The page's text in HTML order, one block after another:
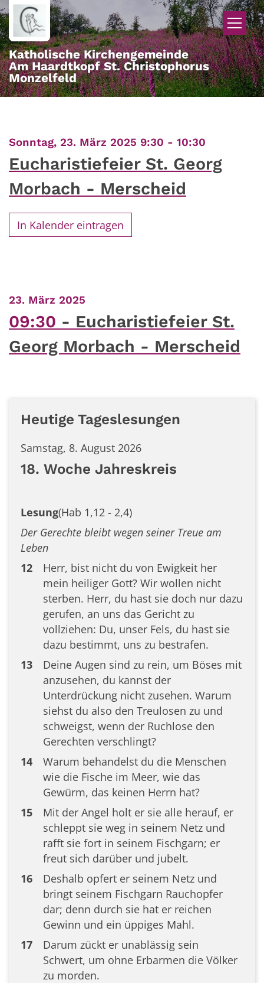
Zum Inhalt springen
Katholische Kirchengemeinde
Am Haardtkopf St. Christophorus
Monzelfeld
Sonntag, 23. März 2025 9:30 - 10:30
Eucharistiefeier St. Georg
Morbach - Merscheid
In Kalender eintragen
23. März 2025
09:30
Eucharistiefeier St.
Georg Morbach - Merscheid
Heutige Tageslesungen
Samstag, 8. August 2026
18. Woche Jahreskreis
Lesung(Hab 1,12 - 2,4)
Der Gerechte bleibt wegen seiner Treue am
Leben
12
Herr, bist nicht du von Ewigkeit her
mein heiliger Gott? Wir wollen nicht
sterben. Herr, du hast sie doch nur dazu
gerufen, an uns das Gericht zu
vollziehen: Du, unser Fels, du hast sie
dazu bestimmt, uns zu bestrafen.
13
Deine Augen sind zu rein, um Böses mit
anzusehen, du kannst der
Unterdrückung nicht zusehen. Warum
siehst du also den Treulosen zu und
schweigst, wenn der Ruchlose den
Gerechten verschlingt?
14
Warum behandelst du die Menschen
wie die Fische im Meer, wie das
Gewürm, das keinen Herrn hat?
15
Mit der Angel holt er sie alle herauf, er
schleppt sie weg in seinem Netz und
rafft sie fort in seinem Fischgarn; er
freut sich darüber und jubelt.
16
Deshalb opfert er seinem Netz und
bringt seinem Fischgarn Rauchopfer
dar; denn durch sie hat er reichen
Gewinn und ein üppiges Mahl.
17
Darum zückt er unablässig sein
Schwert, um ohne Erbarmen die Völker
zu morden.